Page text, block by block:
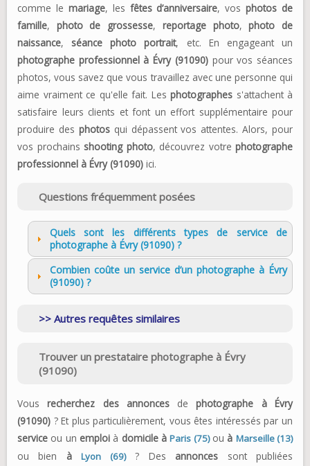
comme le mariage, les fêtes d’anniversaire, vosphotos de
famille, photo de grossesse, reportage photo,photo de
naissance,séance photo portrait, etc. En engageant un
photographe professionnel à Évry (91090)pour vos séances
photos, vous savez que vous travaillez avec une personne qui
aime vraiment ce qu'elle fait. Les photographes s'attachent à
satisfaire leurs clients et font un effort supplémentaire pour
produire des photosqui dépassent vos attentes. Alors, pour
vos prochains shooting photo, découvrez votre photographe
professionnel à Évry (91090) ici.
Questions fréquemment posées
Quels sont les différents types de service de
photographe à Évry (91090) ?
Combien coûte un service d’un photographe à Évry
(91090) ?
Autres requêtes similaires
Trouver un prestataire photographe à Évry
(91090)
Vousrecherchez des annoncesdephotographe à Évry
(91090) ? Et plus particulièrement, vous êtes intéressés par un
service ou un emploi à domicile àParis (75)ou à Marseille (13)
ou bien àLyon (69)? Des annonces sont publiées